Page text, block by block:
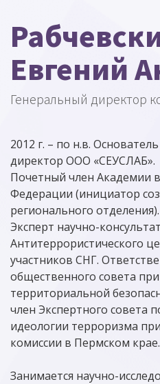
Евгений
Генеральный директор
2012 г. – по н.в.
директор ООО «СЕУСЛАБ».
Почетный член Академии
Федерации (инициатор
регионального отделения).
Эксперт научно-
Антитеррористического
участников СНГ.
общественного совета
территориальной
член Экспертного совета
идеологии терроризма
комиссии в Пермском крае.
Занимается научно-